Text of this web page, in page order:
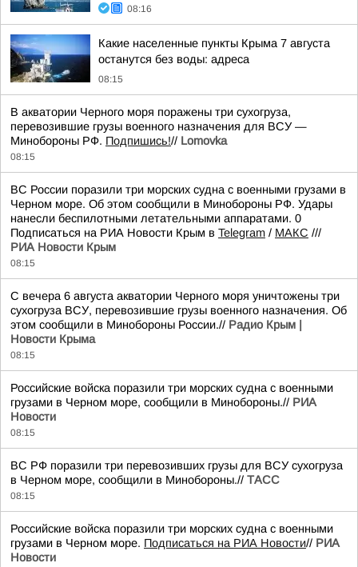
08:16
Какие населенные пункты Крыма 7 августа
останутся без воды: адреса
08:15
В акватории Черного моря поражены три сухогруза,
перевозившие грузы военного назначения для ВСУ —
Минобороны РФ. Подпишись!// Lomovka
08:15
ВС России поразили три морских судна с военными грузами в
Черном море. Об этом сообщили в Минобороны РФ. Удары
нанесли беспилотными летательными аппаратами. 0
Подписаться на РИА Новости Крым в Telegram / МАКС ///
РИА Новости Крым
08:15
С вечера 6 августа акватории Черного моря уничтожены три
сухогруза ВСУ, перевозившие грузы военного назначения. Об
этом сообщили в Минобороны России.// Радио Крым |
Новости Крыма
08:15
Российские войска поразили три морских судна с военными
грузами в Черном море, сообщили в Минобороны.// РИА
Новости
08:15
ВС РФ поразили три перевозивших грузы для ВСУ сухогруза
в Черном море, сообщили в Минобороны.// ТАСС
08:15
Российские войска поразили три морских судна с военными
грузами в Черном море. Подписаться на РИА Новости// РИА
Новости